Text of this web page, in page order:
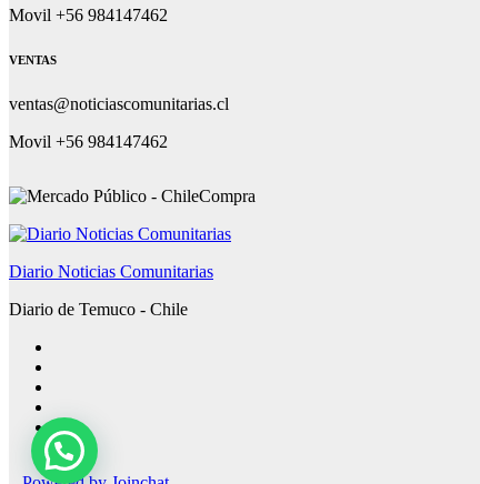
Movil +56 984147462
VENTAS
ventas@noticiascomunitarias.cl
Movil +56 984147462
Diario Noticias Comunitarias
Diario de Temuco - Chile